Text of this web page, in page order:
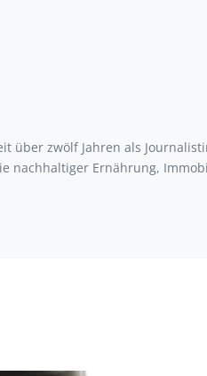
über zwölf Jahren als
nachhaltiger Ernährung,